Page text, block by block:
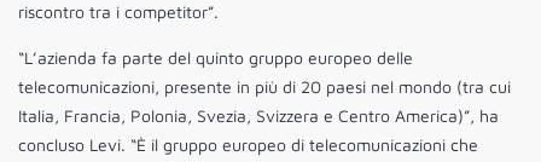
riscontro tra i competitor”.
“L’azienda fa parte del quinto gruppo europeo delle
telecomunicazioni, presente in più di 20 paesi nel mondo (tra cui
Italia, Francia, Polonia, Svezia, Svizzera e Centro America)”, ha
concluso Levi. “È il gruppo europeo di telecomunicazioni che